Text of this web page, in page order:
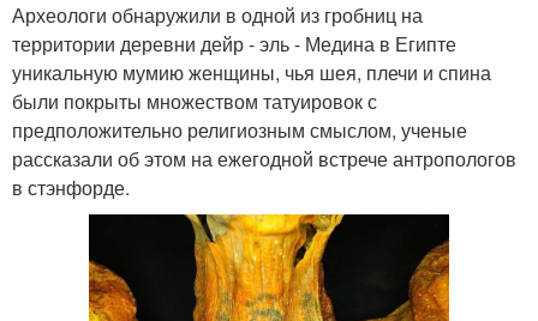
Археологи обнаружили в одной из гробниц на
территории деревни дейр - эль - Медина в Египте
уникальную мумию женщины, чья шея, плечи и спина
были покрыты множеством татуировок с
предположительно религиозным смыслом, ученые
рассказали об этом на ежегодной встрече антропологов
в стэнфорде.